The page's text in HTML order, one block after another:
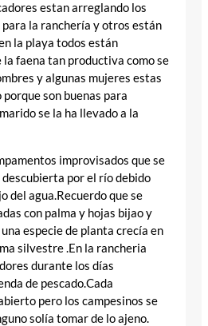
estan arreglando los
la ranchería y otros están
la playa todos están
la faena tan productiva como se
y algunas mujeres estas
son buenas para
se la ha llevado a la
improvisados que se
por el río debido
del agua.Recuerdo que se
con palma y hojas bijao y
especie de planta crecía en
silvestre .En la rancheria
durante los días
de pescado.Cada
pero los campesinos se
solía tomar de lo ajeno.